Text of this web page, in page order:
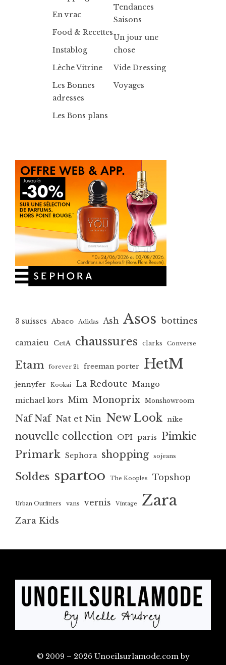
En vrac
Food & Recettes
Instablog
Lèche Vitrine
Les Bonnes
adresses
Les Bons plans
Tendances
Saisons
Un jour une
chose
Vide Dressing
Voyages
3 suisses Abaco Adidas Ash Asos bottines
camaieu CetA chaussures clarks Converse
Etam forever 21 freeman porter HetM
jennyfer Kookai La Redoute Mango
michael kors Mim Monoprix Monshowroom
Naf Naf Nat et Nin New Look nike
nouvelle collection OPI paris Pimkie
Primark Sephora shopping sojeans
Soldes spartoo The Kooples Topshop
Urban Outfitters vans vernis Vintage Zara
Zara Kids
© 2009 – 2026 Unoeilsurlamode.com by